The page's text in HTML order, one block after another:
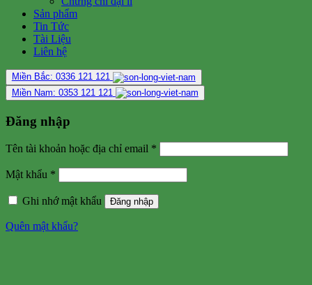
Sản phẩm
Tin Tức
Tài Liệu
Liên hệ
Miền Bắc: 0336 121 121
Miền Nam: 0353 121 121
Đăng nhập
Tên tài khoản hoặc địa chỉ email *
Mật khẩu *
Ghi nhớ mật khẩu Đăng nhập
Quên mật khẩu?